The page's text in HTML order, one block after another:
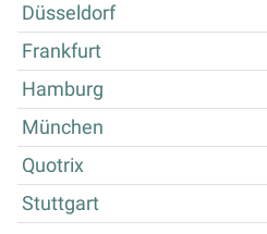
Düsseldorf
Frankfurt
Hamburg
München
Quotrix
Stuttgart